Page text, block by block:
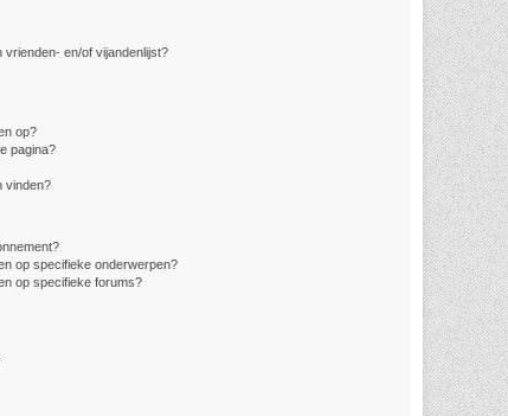
en/of vijandenlijst?
op?
pagina?
vinden?
op specifieke onderwerpen?
op specifieke forums?